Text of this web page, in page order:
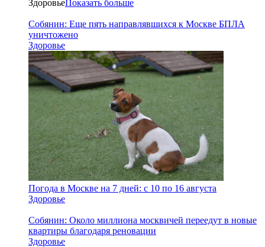
ЗдоровьеПоказать больше
Собянин: Еще пять направлявшихся к Москве БПЛА
уничтожено
Здоровье
Погода в Москве на 7 дней: с 10 по 16 августа
Здоровье
Собянин: Около миллиона москвичей переедут в новые
квартиры благодаря реновации
Здоровье